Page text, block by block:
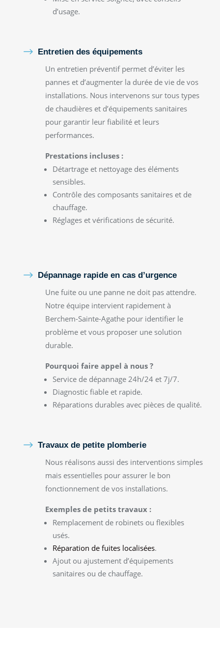
d’usage.
$ Entretien des équipements
Un entretien préventif permet d’éviter les
pannes et d’augmenter la durée de vie de vos
installations. Nous intervenons sur tous types
de chaudières et d’équipements sanitaires
pour garantir leur fiabilité et leurs
performances.
Prestations incluses :
Détartrage et nettoyage des éléments
sensibles.
Contrôle des composants sanitaires et de
chauffage.
Réglages et vérifications de sécurité.
$ Dépannage rapide en cas d’urgence
Une fuite ou une panne ne doit pas attendre.
Notre équipe intervient rapidement à
Berchem-Sainte-Agathe pour identifier le
problème et vous proposer une solution
durable.
Pourquoi faire appel à nous ?
Service de dépannage 24h/24 et 7j/7.
Diagnostic fiable et rapide.
Réparations durables avec pièces de qualité.
$ Travaux de petite plomberie
Nous réalisons aussi des interventions simples
mais essentielles pour assurer le bon
fonctionnement de vos installations.
Exemples de petits travaux :
Remplacement de robinets ou flexibles
usés.
Réparation de fuites localisées.
Ajout ou ajustement d’équipements
sanitaires ou de chauffage.